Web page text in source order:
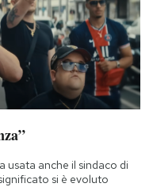
usata anche il sindaco di
si è evoluto